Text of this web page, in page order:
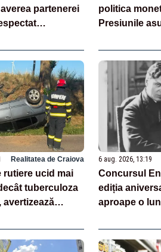
partenerei
politica
Presiunile
Realitatea de Craiova
rutiere ucid mai
tuberculoza
6 aug. 2026, 13:19
Concursul
ediția
aproape o